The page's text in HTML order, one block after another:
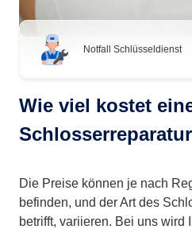
Notfall Schlüsseldienst
Wie viel kostet
Die Preise können je nach
befinden, und der Art des
betrifft, variieren. Bei uns wird